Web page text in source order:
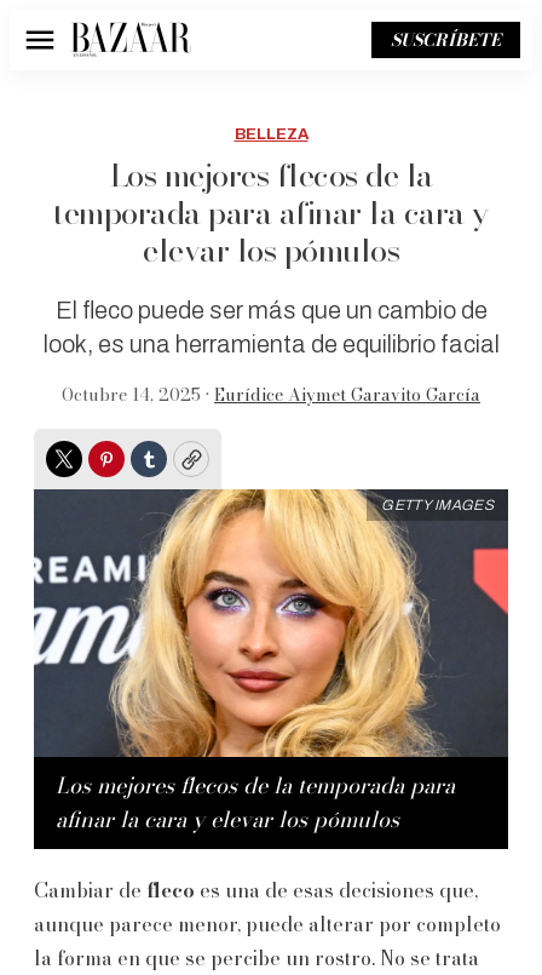
Menú SUSCRÍBETE
BELLEZA
Los mejores flecos de la
temporada para afinar la cara y
elevar los pómulos
El fleco puede ser más que un cambio de
look, es una herramienta de equilibrio facial
Octubre 14, 2025 • Eurídice Aiymet Garavito García
TwitterPinterest
TumblrCopy
Los mejores flecos de la temporada para
afinar la cara y elevar los pómulos
GETTY IMAGES
Cambiar de fleco es una de esas decisiones que,
aunque parece menor, puede alterar por completo
la forma en que se percibe un rostro. No se trata